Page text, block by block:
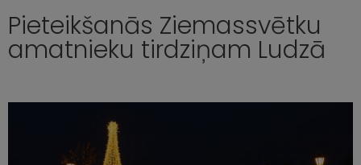
Pieteikšanās Ziemassvētku
amatnieku tirdziņam Ludzā